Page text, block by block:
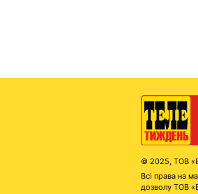
© 2025, ТОВ
Всі права на
дозволу ТОВ